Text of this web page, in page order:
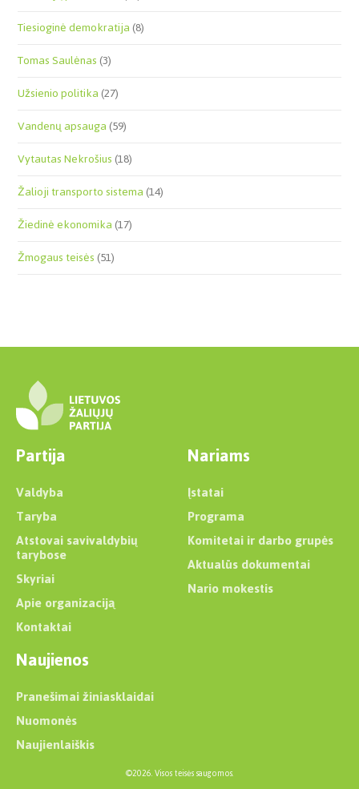
Tiesioginė demokratija(8)
Tomas Saulėnas(3)
Užsienio politika(27)
Vandenų apsauga(59)
Vytautas Nekrošius(18)
Žalioji transporto sistema(14)
Žiedinė ekonomika(17)
Žmogaus teisės(51)
Partija
Valdyba
Taryba
Atstovai savivaldybių
tarybose
Skyriai
Apie organizaciją
Kontaktai
Nariams
Įstatai
Programa
Komitetai ir darbo grupės
Aktualūs dokumentai
Nario mokestis
Naujienos
Pranešimai žiniasklaidai
Nuomonės
Naujienlaiškis
©2026. Visos teisės saugomos.